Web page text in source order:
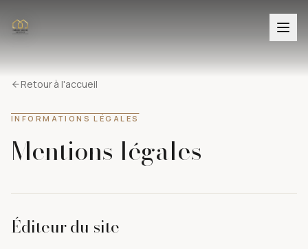
Retour à l'accueil
INFORMATIONS LÉGALES
Mentions légales
Éditeur du site